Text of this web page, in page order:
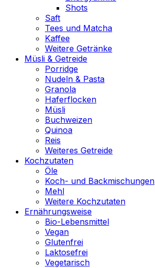
Shots
Saft
Tees und Matcha
Kaffee
Weitere Getränke
Müsli & Getreide
Porridge
Nudeln & Pasta
Granola
Haferflocken
Müsli
Buchweizen
Quinoa
Reis
Weiteres Getreide
Kochzutaten
Öle
Koch- und Backmischungen
Mehl
Weitere Kochzutaten
Ernährungsweise
Bio-Lebensmittel
Vegan
Glutenfrei
Laktosefrei
Vegetarisch